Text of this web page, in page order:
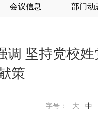
会议信息 部门动
坚持党校
策
字号： 大 中